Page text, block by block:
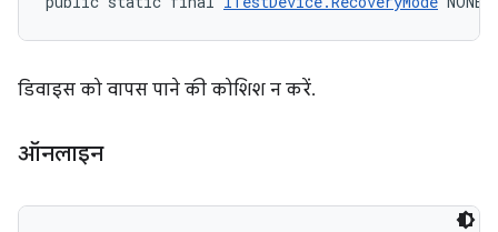
डिवाइस को वापस पाने की कोशिश न करें.
ऑनलाइन